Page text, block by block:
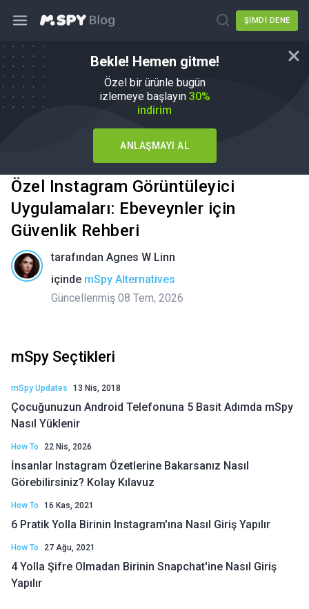
ŞIMDI DENE
Bekle! Hemen gitme!
Özel bir ürünle bugün
izlemeye başlayın 30%
indirim
ANLAŞMAYI AL
Özel Instagram Görüntüleyici
Uygulamaları: Ebeveynler için
Güvenlik Rehberi
tarafından Agnes W Linn
içinde mSpy Alternatives
Güncellenmiş 08 Tem, 2026
mSpy Seçtikleri
mSpy Updates 13 Nis, 2018
Çocuğunuzun Android Telefonuna 5 Basit Adımda mSpy
Nasıl Yüklenir
How To 22 Nis, 2026
İnsanlar Instagram Özetlerine Bakarsanız Nasıl
Görebilirsiniz? Kolay Kılavuz
How To 16 Kas, 2021
6 Pratik Yolla Birinin Instagram'ına Nasıl Giriş Yapılır
How To 27 Ağu, 2021
4 Yolla Şifre Olmadan Birinin Snapchat'ine Nasıl Giriş
Yapılır